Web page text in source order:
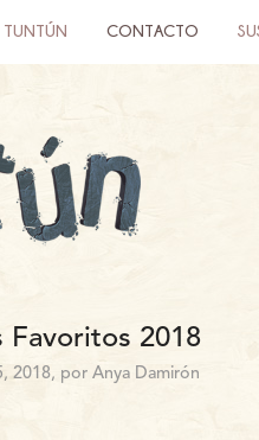
TUNTÚN CONTACTO
Favoritos 2018
2018, por Anya Damirón